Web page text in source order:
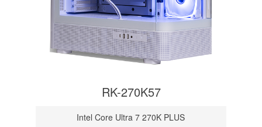
RK-270K57
Intel Core Ultra 7 270K PLUS